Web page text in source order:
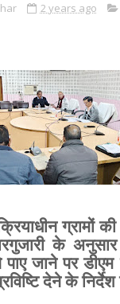
2 years ago
ग्रामों की
के अनुसार
पाए जाने पर
देने के निर्देश